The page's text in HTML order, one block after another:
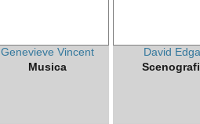
Genevieve Vincent
Musica
David